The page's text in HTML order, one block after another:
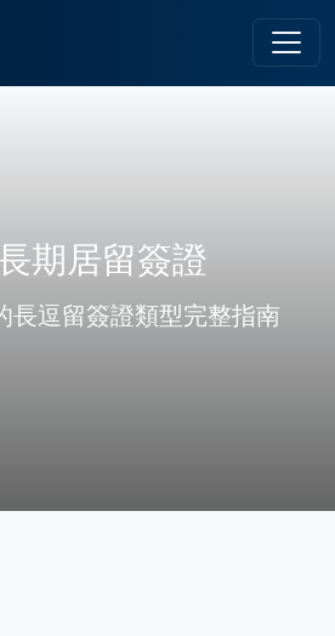
期居留簽證
長逗留簽證類型完整指南